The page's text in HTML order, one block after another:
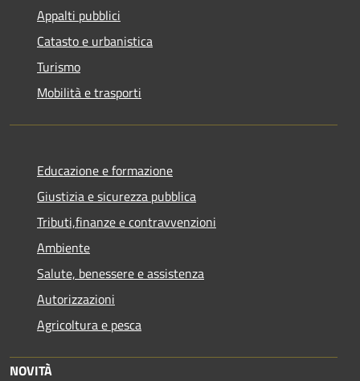
Appalti pubblici
Catasto e urbanistica
Turismo
Mobilità e trasporti
Educazione e formazione
Giustizia e sicurezza pubblica
Tributi,finanze e contravvenzioni
Ambiente
Salute, benessere e assistenza
Autorizzazioni
Agricoltura e pesca
NOVITÀ